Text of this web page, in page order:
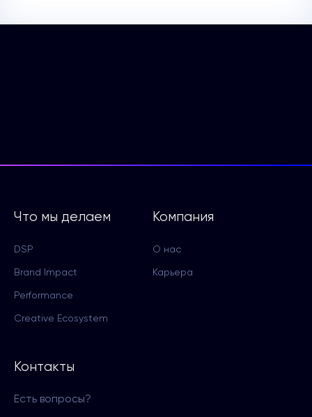
Компания
О нас
Карьера
Что мы делаем
DSP
Brand Impact
Performance
Creative Ecosystem
Контакты
Есть вопросы?